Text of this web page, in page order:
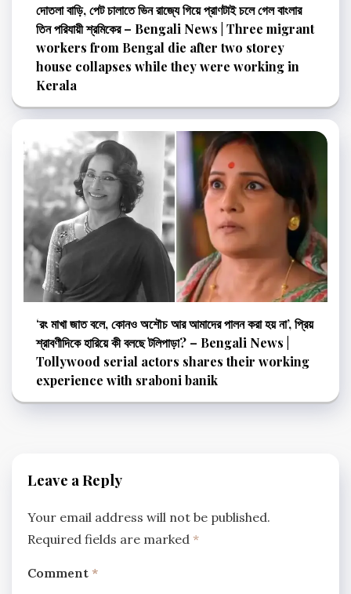
দোতলা বাড়ি, পেট চালাতে ভিন রাজ্যে গিয়ে প্রাণটাই চলে গেল বাংলার
তিন পরিযায়ী শ্রমিকের – Bengali News | Three migrant
workers from Bengal die after two storey
house collapses while they were working in
Kerala
‘রং মাখা জাত বলে, কোনও অশৌচ আর আমাদের পালন করা হয় না’, প্রিয়
শ্রাবণীদিকে হারিয়ে কী বলছে টলিপাড়া? – Bengali News |
Tollywood serial actors shares their working
experience with sraboni banik
Leave a Reply
Your email address will not be published.
Required fields are marked *
Comment *